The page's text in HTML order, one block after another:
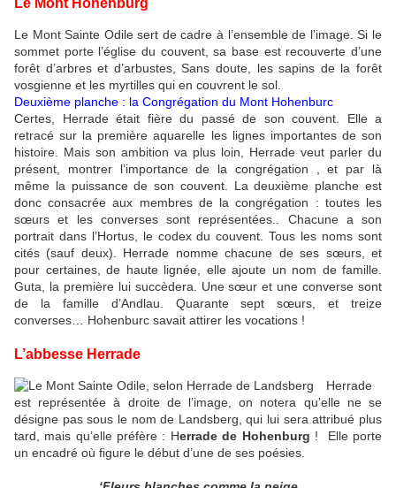
Le Mont Sainte Odile sert de cadre à l’ensemble de l’image. Si le
sommet porte l’église du couvent, sa base est recouverte d’une
forêt d’arbres et d’arbustes, Sans doute, les sapins de la forêt
vosgienne et les myrtilles qui en couvrent le sol.
Deuxième planche : la Congrégation du Mont Hohenburc
Certes, Herrade était fière du passé de son couvent. Elle a
retracé sur la première aquarelle les lignes importantes de son
histoire. Mais son ambition va plus loin, Herrade veut parler du
présent, montrer l’importance de la congrégation , et par là
même la puissance de son couvent. La deuxième planche est
donc consacrée aux membres de la congrégation : toutes les
sœurs et les converses sont représentées.. Chacune a son
portrait dans l’Hortus, le codex du couvent. Tous les noms sont
cités (sauf deux). Herrade nomme chacune de ses sœurs, et
pour certaines, de haute lignée, elle ajoute un nom de famille.
Guta, la première lui succèdera. Une sœur et une converse sont
de la famille d’Andlau. Quarante sept sœurs, et treize
converses… Hohenburc savait attirer les vocations !
L’abbesse Herrade
Herrade
est représentée à droite de l’image, on notera qu’elle ne se
désigne pas sous le nom de Landsberg, qui lui sera attribué plus
tard, mais qu’elle préfère : Herrade de Hohenburg ! Elle porte
un encadré où figure le début d’une de ses poésies.